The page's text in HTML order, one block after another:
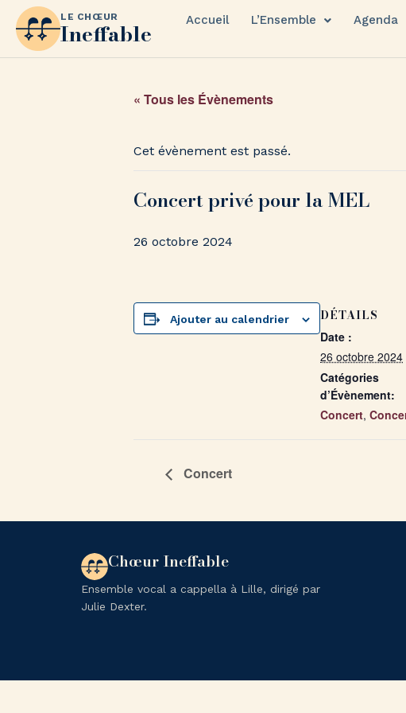
LE CHŒUR
Ineffable Accueil L’Ensemble Agenda
« Tous les Évènements
Cet évènement est passé.
Concert privé pour la MEL
26 octobre 2024
Ajouter au calendrier DÉTAILS
Date :
26 octobre 2024
Catégories
d’Évènement:
Concert,
Concert
Chœur Ineffable
Ensemble vocal a cappella à Lille, dirigé par
Julie Dexter.